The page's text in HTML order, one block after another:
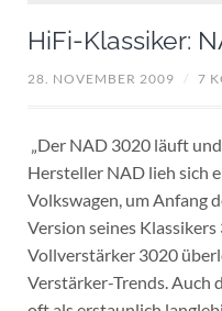
HiFi-Klassiker:
28. NOVEMBER 2009 / 7
„Der NAD 3020 läuft
Hersteller NAD lieh sich
Volkswagen, um Anfang
Version seines
Vollverstärker 3020
Verstärker-Trends. Auch